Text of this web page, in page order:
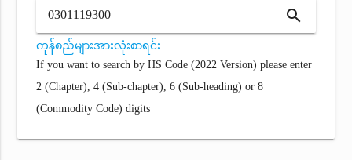
search
ကုန်စည်များအားလုံးစာရင်း
If you want to search by HS Code (2022 Version) please enter
2 (Chapter), 4 (Sub-chapter), 6 (Sub-heading) or 8
(Commodity Code) digits